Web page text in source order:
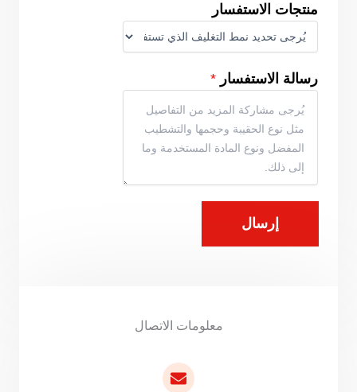
منتجات الاستفسار
رسالة الاستفسار *
إرسال
معلومات الاتصال